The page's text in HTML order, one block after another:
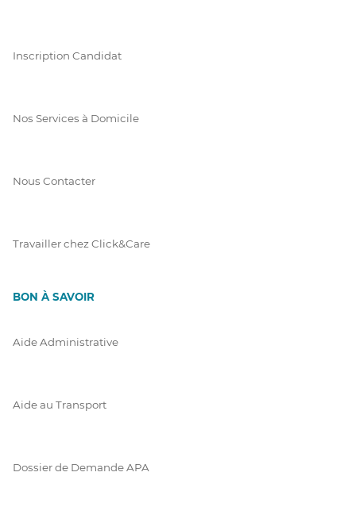
Inscription Candidat
Nos Services à Domicile
Nous Contacter
Travailler chez Click&Care
BON À SAVOIR
Aide Administrative
Aide au Transport
Dossier de Demande APA